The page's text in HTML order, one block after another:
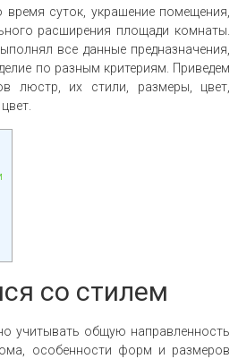
время суток, украшение помещения,
расширения площади комнаты.
все данные предназначения,
по разным критериям. Приведем
люстр, их стили, размеры, цвет,
со стилем
учитывать общую направленность
особенности форм и размеров